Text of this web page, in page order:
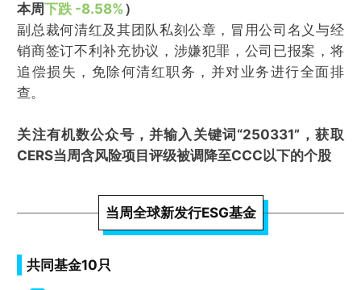
本周下跌 -8.58%）
副总裁何清红及其团队私刻公章，冒用公司名义与经
销商签订不利补充协议，涉嫌犯罪，公司已报案，将
追偿损失，免除何清红职务，并对业务进行全面排
查。
关注有机数公众号，并输入关键词“250331”，获取
CERS当周含风险项目评级被调降至CCC以下的个股
当周全球新发行ESG基金
共同基金10只